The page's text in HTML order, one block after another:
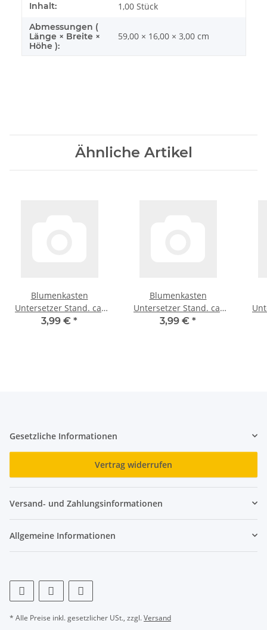
Inhalt: 1,00 Stück
Abmessungen (
Länge × Breite ×
Höhe ):
59,00 × 16,00 × 3,00 cm
Ähnliche Artikel
Blumenkasten
Untersetzer Stand. ca.
100cm anthrazit
3,99 € *
Blumenkasten
Untersetzer Stand. ca.
100cm weiß
3,99 € *
Gesetzliche Informationen
Vertrag widerrufen
Versand- und Zahlungsinformationen
Allgemeine Informationen
* Alle Preise inkl. gesetzlicher USt., zzgl.Versand